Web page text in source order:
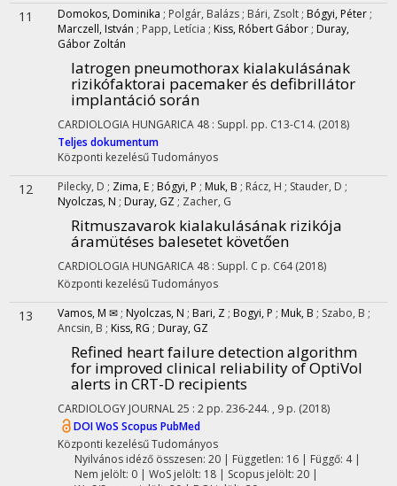
11 Domokos, Dominika ; Polgár, Balázs ; Bári, Zsolt ; Bógyi, Péter ;
Marczell, István ; Papp, Letícia ; Kiss, Róbert Gábor ; Duray,
Gábor Zoltán
Iatrogen pneumothorax kialakulásának
rizikófaktorai pacemaker és defibrillátor
implantáció során
CARDIOLOGIA HUNGARICA 48 : Suppl. pp. C13-C14. (2018)
Teljes dokumentum
Központi kezelésűTudományos
12 Pilecky, D ; Zima, E ; Bógyi, P ; Muk, B ; Rácz, H ; Stauder, D ;
Nyolczas, N ; Duray, GZ ; Zacher, G
Ritmuszavarok kialakulásának rizikója
áramütéses balesetet követően
CARDIOLOGIA HUNGARICA 48 : Suppl. C p. C64(2018)
Központi kezelésűTudományos
13 Vamos, M ✉ ; Nyolczas, N ; Bari, Z ; Bogyi, P ; Muk, B ; Szabo, B ;
Ancsin, B ; Kiss, RG ; Duray, GZ
Refined heart failure detection algorithm
for improved clinical reliability of OptiVol
alerts in CRT-D recipients
CARDIOLOGY JOURNAL25 : 2 pp. 236-244. , 9 p. (2018)
DOIWoS Scopus PubMed
Központi kezelésűTudományos
Nyilvános idéző összesen: 20| Független: 16 | Függő: 4 |
Nem jelölt: 0 | WoS jelölt: 18 | Scopus jelölt: 20 |